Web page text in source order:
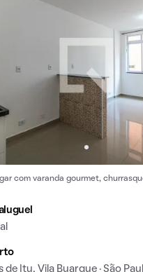
com varanda gourmet,
de Itu, Vila Buarque · São